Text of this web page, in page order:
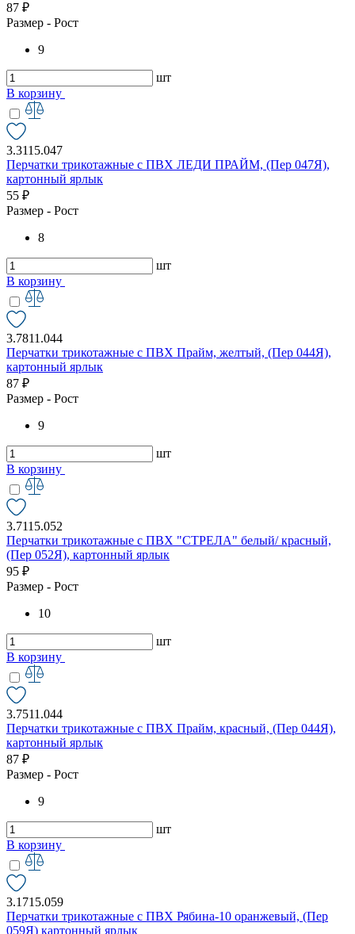
87 ₽
Размер - Рост
9
шт
В корзину
3.3115.047
Перчатки трикотажные с ПВХ ЛЕДИ ПРАЙМ, (Пер 047Я),
картонный ярлык
55 ₽
Размер - Рост
8
шт
В корзину
3.7811.044
Перчатки трикотажные с ПВХ Прайм, желтый, (Пер 044Я),
картонный ярлык
87 ₽
Размер - Рост
9
шт
В корзину
3.7115.052
Перчатки трикотажные с ПВХ "СТРЕЛА" белый/ красный,
(Пер 052Я), картонный ярлык
95 ₽
Размер - Рост
10
шт
В корзину
3.7511.044
Перчатки трикотажные с ПВХ Прайм, красный, (Пер 044Я),
картонный ярлык
87 ₽
Размер - Рост
9
шт
В корзину
3.1715.059
Перчатки трикотажные с ПВХ Рябина-10 оранжевый, (Пер
059Я) картонный ярлык